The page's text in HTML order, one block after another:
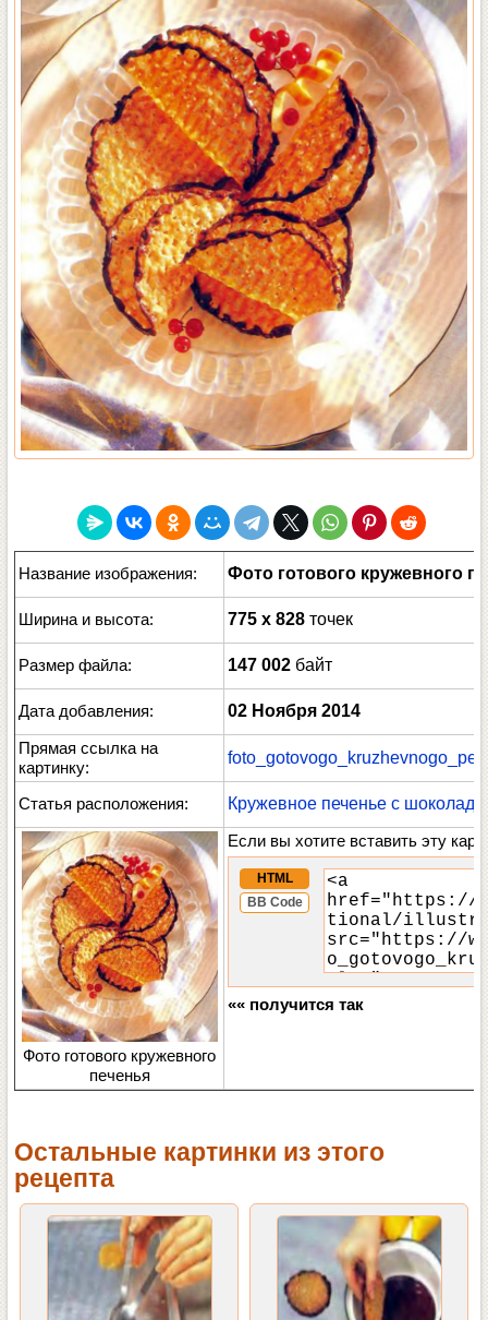
Название изображения: Фото готового кружевного
Ширина и высота: 775 x 828 точек
Размер файла: 147 002 байт
Дата добавления:
02 Ноября 2014
Прямая ссылка на
картинку:
Статья расположения: Кружевное печенье с
Фото готового кружевного
печенья
Если вы хотите вставить эту
HTML
BB Code
«« получится так
Остальные картинки из этого
рецепта